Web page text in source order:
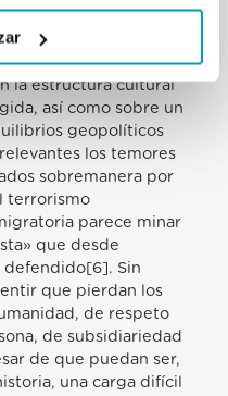
asociados han
acerca de las
y adaptación de las
la estructura cultural
así como sobre un
geopolíticos
los temores
sobremanera por
terrorismo
parece minar
que desde
defendido[6]. Sin
que pierdan los
de respeto
de subsidiariedad
de que puedan ser,
una carga difícil